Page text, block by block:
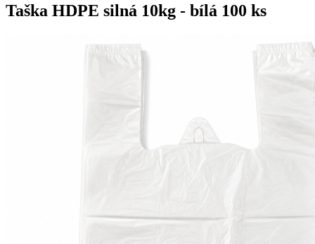
Taška HDPE silná 10kg - bílá 100 ks